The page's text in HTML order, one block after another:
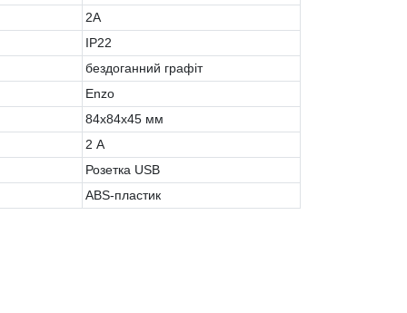
2A
IP22
бездоганний графіт
Enzo
84х84х45 мм
2 А
Розетка USB
ABS-пластик